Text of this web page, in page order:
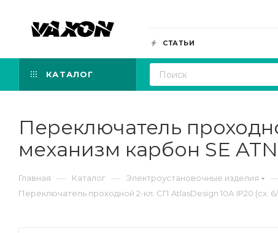
СТАТЬИ
КАТАЛОГ
Переключатель
механизм карбон SE
Главная — Каталог — Электроустановочные изделия
Переключатель проходной 2-кл. СП AtlasDesign 10А IP20 (сх.